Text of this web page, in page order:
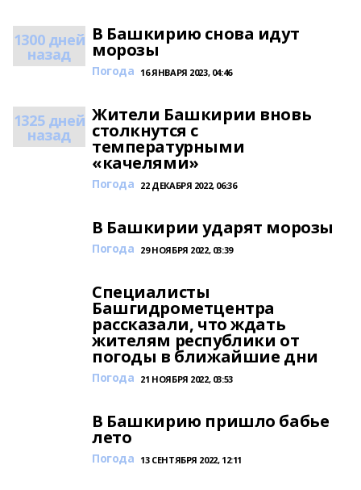
1300 дней
назад
В Башкирию снова идут
морозы
Погода 16 ЯНВАРЯ 2023, 04:46
1325 дней
назад
Жители Башкирии вновь
столкнутся с
температурными
«качелями»
Погода 22 ДЕКАБРЯ 2022, 06:36
В Башкирии ударят морозы
Погода 29 НОЯБРЯ 2022, 03:39
Специалисты
Башгидрометцентра
рассказали, что ждать
жителям республики от
погоды в ближайшие дни
Погода 21 НОЯБРЯ 2022, 03:53
В Башкирию пришло бабье
лето
Погода 13 СЕНТЯБРЯ 2022, 12:11